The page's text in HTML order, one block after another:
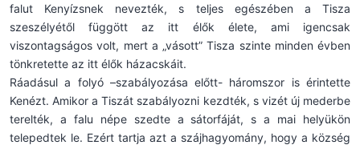
falut Kenyízsnek nevezték, s teljes egészében a Tisza
szeszélyétől függött az itt élők élete, ami igencsak
viszontagságos volt, mert a „vásott” Tisza szinte minden évben
tönkretette az itt élők házacskáit.
Ráadásul a folyó –szabályozása előtt- háromszor is érintette
Kenézt. Amikor a Tiszát szabályozni kezdték, s vizét új mederbe
terelték, a falu népe szedte a sátorfáját, s a mai helyükön
telepedtek le. Ezért tartja azt a szájhagyomány, hogy a község